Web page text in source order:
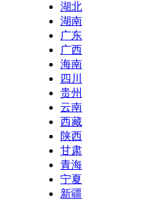
湖北
湖南
广东
广西
海南
四川
贵州
云南
西藏
陕西
甘肃
青海
宁夏
新疆